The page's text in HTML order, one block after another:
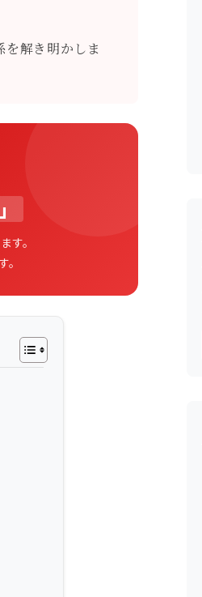
解き明かしま
す。